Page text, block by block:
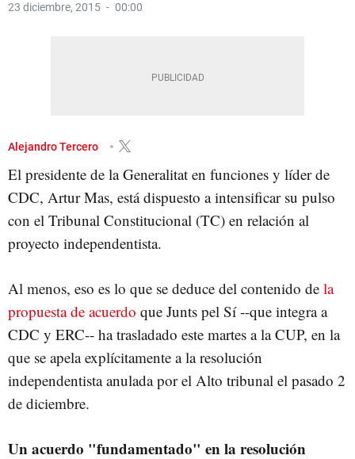
23 diciembre, 2015 00:00
Alejandro Tercero
El presidente de la Generalitat en funciones y líder de
CDC, Artur Mas, está dispuesto a intensificar su pulso
con el Tribunal Constitucional (TC) en relación al
proyecto independentista.
Al menos, eso es lo que se deduce del contenido de la
propuesta de acuerdo que Junts pel Sí --que integra a
CDC y ERC-- ha trasladado este martes a la CUP, en la
que se apela explícitamente a la resolución
independentista anulada por el Alto tribunal el pasado 2
de diciembre.
Un acuerdo "fundamentado" en la resolución